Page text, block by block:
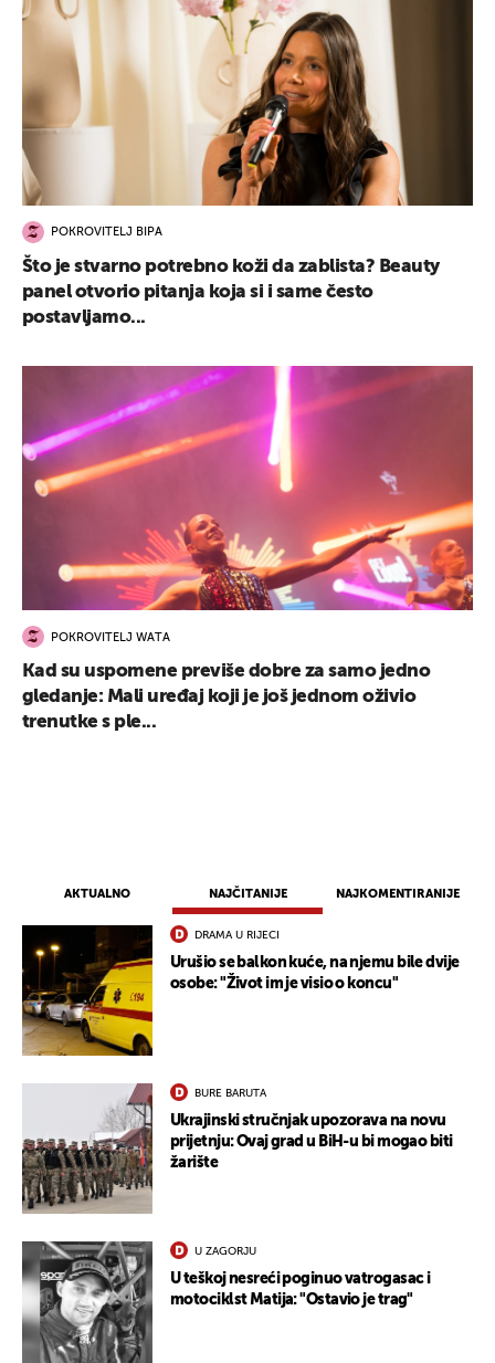
AKTUALNO NAJČITANIJE NAJKOMENTIRANIJE
DRAMA U RIJECI
Urušio se balkon kuće, na njemu bile dvije
osobe: "Život im je visio o koncu"
BURE BARUTA
Ukrajinski stručnjak upozorava na novu
prijetnju: Ovaj grad u BiH-u bi mogao biti
žarište
U ZAGORJU
U teškoj nesreći poginuo vatrogasac i
motociklst Matija: "Ostavio je trag"
POKROVITELJ BIPA
Što je stvarno potrebno koži da zablista? Beauty
panel otvorio pitanja koja si i same često
postavljamo...
POKROVITELJ WATA
Kad su uspomene previše dobre za samo jedno
gledanje: Mali uređaj koji je još jednom oživio
trenutke s ple...